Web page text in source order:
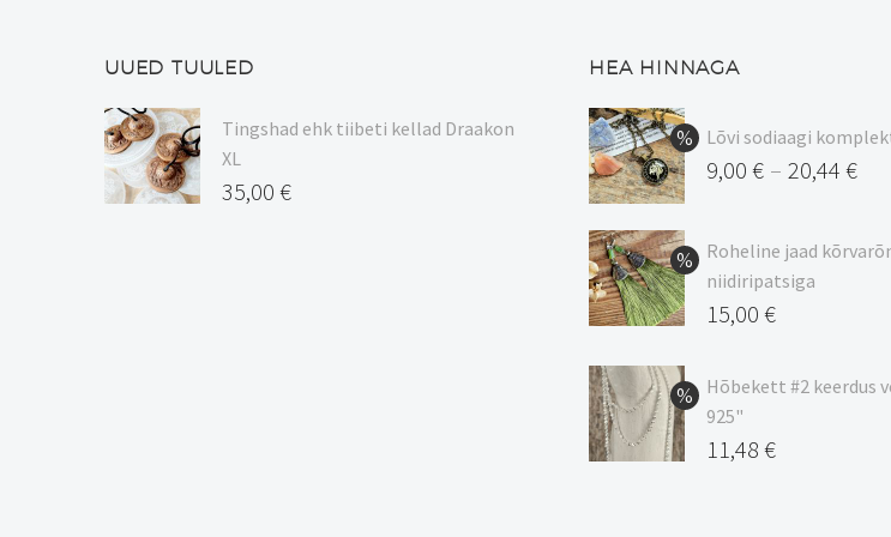
UUED TUULED
Tingshad ehk tiibeti kellad Draakon
XL
35,00 €
HEA HINNAGA
Lõvi sodiaagi
9,00 € – 20,44 €
9,00 €
kuni
20,44 €
Roheline jaad
niidiripatsiga
Algne
oli:
17,00 €.
15,00 €
hind
on:
15,00 €.
Hõbekett #2 keerdus
925"
Algne
11,48 €